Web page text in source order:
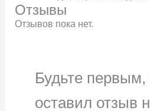
Отзывы
Отзывов пока нет.
Будьте первым,
оставил отзыв